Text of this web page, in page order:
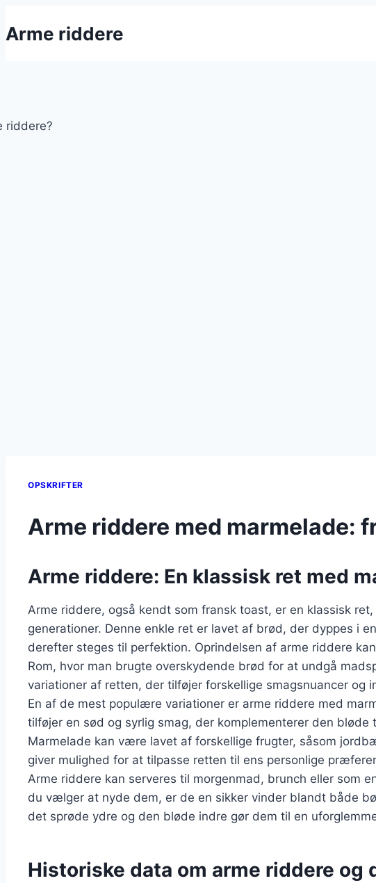
til
Arme riddere
OPSKRIFTER
Arme riddere med marmelade:
Arme riddere: En klassisk ret med
Arme riddere, også kendt som fransk toast, er en klassisk
generationer. Denne enkle ret er lavet af brød, der dyppes i
derefter steges til perfektion. Oprindelsen af arme riddere
Rom, hvor man brugte overskydende brød for at undgå
variationer af retten, der tilføjer forskellige smagsnuancer og
En af de mest populære variationer er arme riddere med
tilføjer en sød og syrlig smag, der komplementerer den
Marmelade kan være lavet af forskellige frugter, såsom
giver mulighed for at tilpasse retten til ens personlige
Arme riddere kan serveres til morgenmad, brunch eller som
du vælger at nyde dem, er de en sikker vinder blandt både
det sprøde ydre og den bløde indre gør dem til en
Historiske data om arme riddere og